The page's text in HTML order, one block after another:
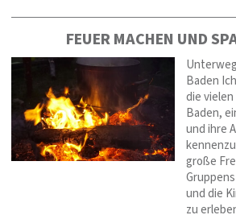
FEUER MACHEN UND
Baden
die
Baden,
und ihre
große
und die
zu